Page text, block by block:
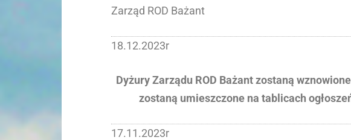
Zarząd ROD Bażant
18.12.2023r
Dyżury Zarządu ROD Bażant zostaną
zostaną umieszczone na tablicach
17.11.2023r